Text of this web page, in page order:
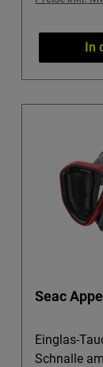
In
Seac
Einglas-
Schnalle